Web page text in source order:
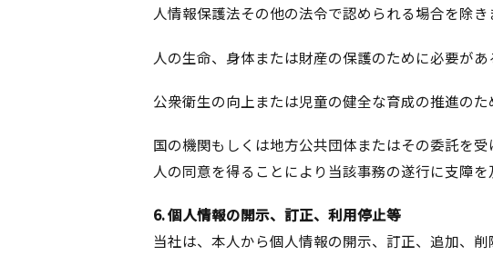
人情報保護法その他の法令で認められる場合を除き
人の生命、身体または財産の保護のために必要が
公衆衛生の向上または児童の健全な育成の推進の
国の機関もしくは地方公共団体またはその委託を
人の同意を得ることにより当該事務の遂行に支障
6. 個人情報の開示、訂正、利用停止等
当社は、本人から個人情報の開示、訂正、追加、